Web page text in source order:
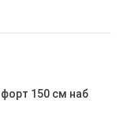
150 см наб